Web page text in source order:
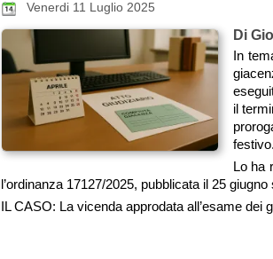
Venerdi 11 Luglio 2025
Di
In
il
festivo.
Lo ha
l’ordinanza 17127/2025, pubblicata il 25 giugno
IL CASO: La vicenda approdata all’esame dei